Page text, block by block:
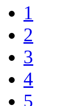
1
2
3
4
5